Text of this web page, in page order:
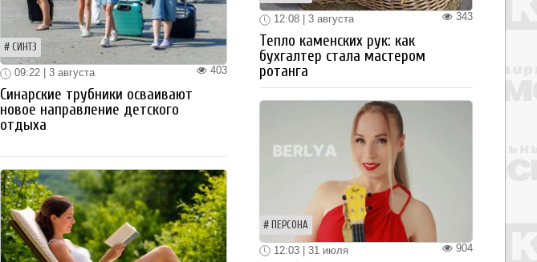
СИНТЗ
403
09:22 | 3 августа
Синарские трубники осваивают
новое направление детского
отдыха
343
12:08 | 3 августа
Тепло каменских рук: как
бухгалтер стала мастером
ротанга
ПЕРСОНА
904
12:03 | 31 июля